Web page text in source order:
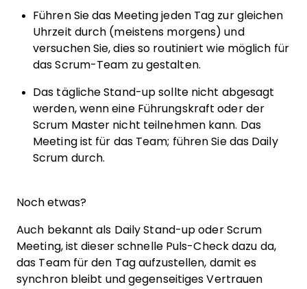
Führen Sie das Meeting jeden Tag zur gleichen
Uhrzeit durch (meistens morgens) und
versuchen Sie, dies so routiniert wie möglich für
das Scrum-Team zu gestalten.
Das tägliche Stand-up sollte nicht abgesagt
werden, wenn eine Führungskraft oder der
Scrum Master nicht teilnehmen kann. Das
Meeting ist für das Team; führen Sie das Daily
Scrum durch.
Noch etwas?
Auch bekannt als Daily Stand-up oder Scrum
Meeting, ist dieser schnelle Puls-Check dazu da,
das Team für den Tag aufzustellen, damit es
synchron bleibt und gegenseitiges Vertrauen